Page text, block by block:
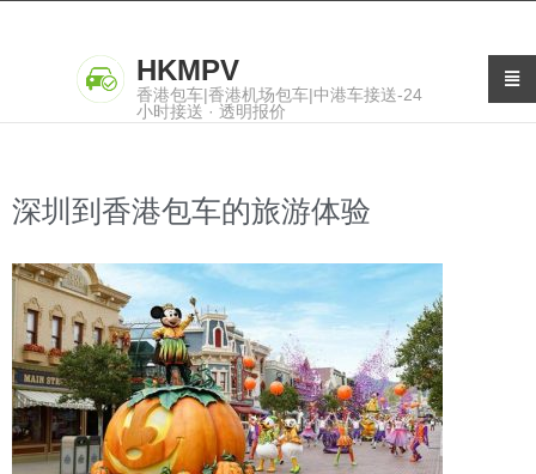
HKMPV
香港包车|香港机场包车|中港车接送-24
小时接送 · 透明报价
深圳到香港包车的旅游体验